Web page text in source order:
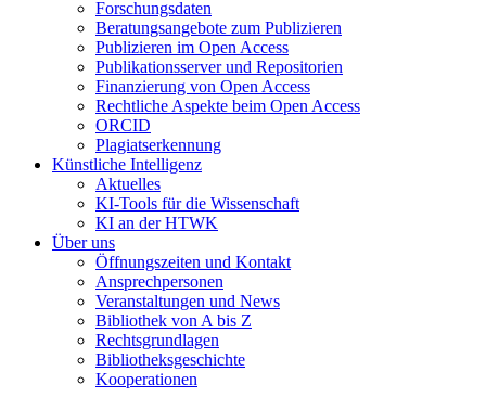
Forschungsdaten
Beratungsangebote zum Publizieren
Publizieren im Open Access
Publikationsserver und Repositorien
Finanzierung von Open Access
Rechtliche Aspekte beim Open Access
ORCID
Plagiatserkennung
Künstliche Intelligenz
Aktuelles
KI-Tools für die Wissenschaft
KI an der HTWK
Über uns
Öffnungszeiten und Kontakt
Ansprechpersonen
Veranstaltungen und News
Bibliothek von A bis Z
Rechtsgrundlagen
Bibliotheksgeschichte
Kooperationen